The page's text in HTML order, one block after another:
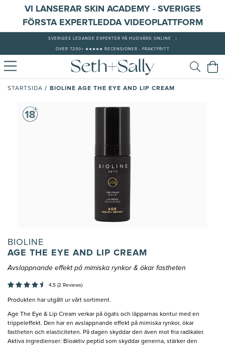
VI LANSERAR SKIN ACADEMY - SVERIGES
FÖRSTA EXPERTLEDDA VIDEOPLATTFORM
SVERIGES LEDANDE EXPERTER PÅ HUDVÅRD ONLINE
ÖVER 7200+ ★★★★★ RECENSIONER - FRAKTFRITT
STARTSIDA / BIOLINE AGE THE EYE AND LIP CREAM
BIOLINE
AGE THE EYE AND LIP CREAM
Avslappnande effekt på mimiska rynkor & ökar fastheten
4,5 (2 Reviews)
Produkten har utgått ur vårt sortiment.
Age The Eye & Lip Cream verkar på ögats och läpparnas kontur med en
trippeleffekt. Den har en avslappnande effekt på mimiska rynkor, ökar
fastheten och elasticiteten. På dagen skyddar den även mot fria radikaler.
Aktiva ingredienser: Bioaktiv peptid som skyddar generna, stärker den